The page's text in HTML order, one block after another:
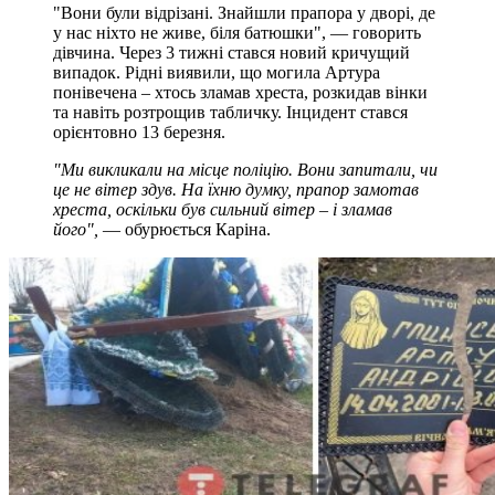
"Вони були відрізані. Знайшли прапора у дворі, де
у нас ніхто не живе, біля батюшки", — говорить
дівчина. Через 3 тижні стався новий кричущий
випадок. Рідні виявили, що могила Артура
понівечена – хтось зламав хреста, розкидав вінки
та навіть розтрощив табличку. Інцидент стався
орієнтовно 13 березня.
"Ми викликали на місце поліцію. Вони запитали, чи
це не вітер здув. На їхню думку, прапор замотав
хреста, оскільки був сильний вітер – і зламав
його", — обурюється Каріна.